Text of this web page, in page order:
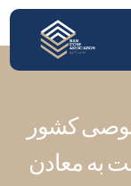
کشور
به معادن